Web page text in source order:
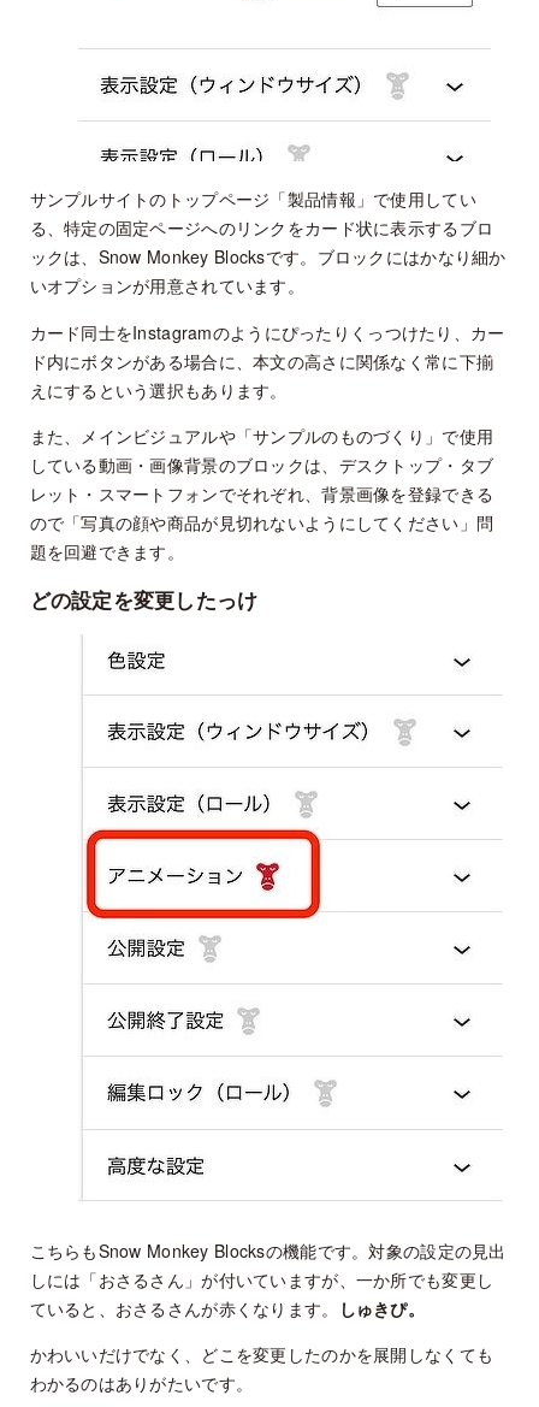
サンプルサイトのトップページ「製品情報」で使用してい
る、特定の固定ページへのリンクをカード状に表示するブロ
ックは、Snow Monkey Blocksです。ブロックにはかなり細か
いオプションが用意されています。
カード同士をInstagramのようにぴったりくっつけたり、カー
ド内にボタンがある場合に、本文の高さに関係なく常に下揃
えにするという選択もあります。
また、メインビジュアルや「サンプルのものづくり」で使用
している動画・画像背景のブロックは、デスクトップ・タブ
レット・スマートフォンでそれぞれ、背景画像を登録できる
ので「写真の顔や商品が見切れないようにしてください」問
題を回避できます。
どの設定を変更したっけ
こちらもSnow Monkey Blocksの機能です。対象の設定の見出
しには「おさるさん」が付いていますが、一か所でも変更し
ていると、おさるさんが赤くなります。
しゅきぴ。
かわいいだけでなく、どこを変更したのかを展開しなくても
わかるのはありがたいです。